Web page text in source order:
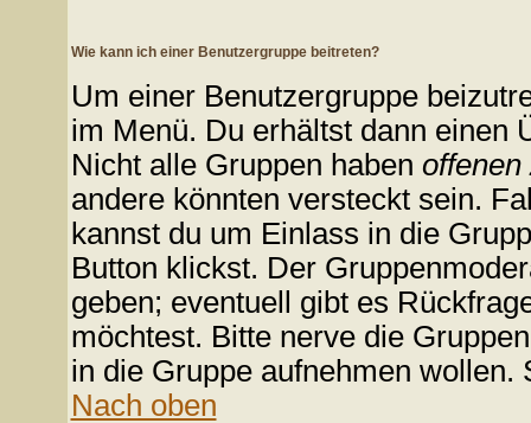
Wie kann ich einer Benutzergruppe beitreten?
Um einer Benutzergruppe
im Menü. Du erhältst dann einen
Nicht alle Gruppen haben offenen
andere könnten versteckt sein.
kannst du um Einlass in die
Button klickst. Der
geben; eventuell gibt es
möchtest. Bitte nerve die
in die Gruppe aufnehmen wollen.
Nach oben